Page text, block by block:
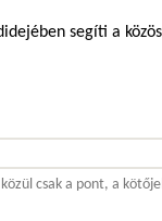
segíti a
csak a pont, a